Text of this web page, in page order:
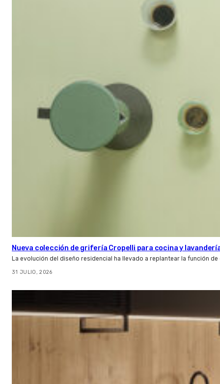
Nueva colección de grifería Cropelli para cocina y
La evolución del diseño residencial ha llevado a replantear la función
31 JULIO, 2026